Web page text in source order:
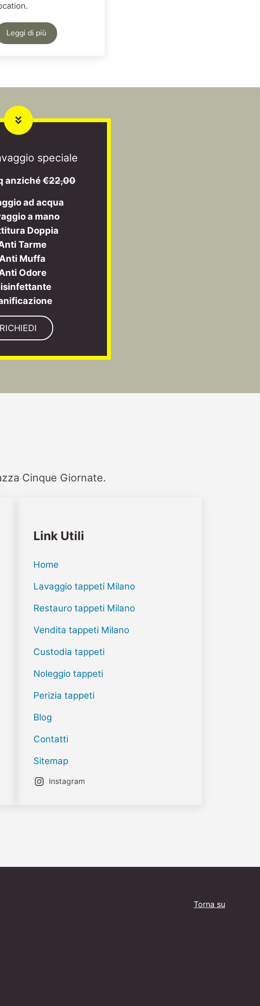
Leggi di piùNoleggio Tappeti Milano
speciale
anziché€22,00
ad acqua
a mano
Doppia
Tarme
Muffa
Odore
RICHIEDI
Cinque Giornate.
Link Utili
Home
Lavaggio tappeti Milano
Restauro tappeti Milano
Vendita tappeti Milano
Custodia tappeti
Noleggio tappeti
Perizia tappeti
Blog
Contatti
Sitemap
Instagram
Torna su